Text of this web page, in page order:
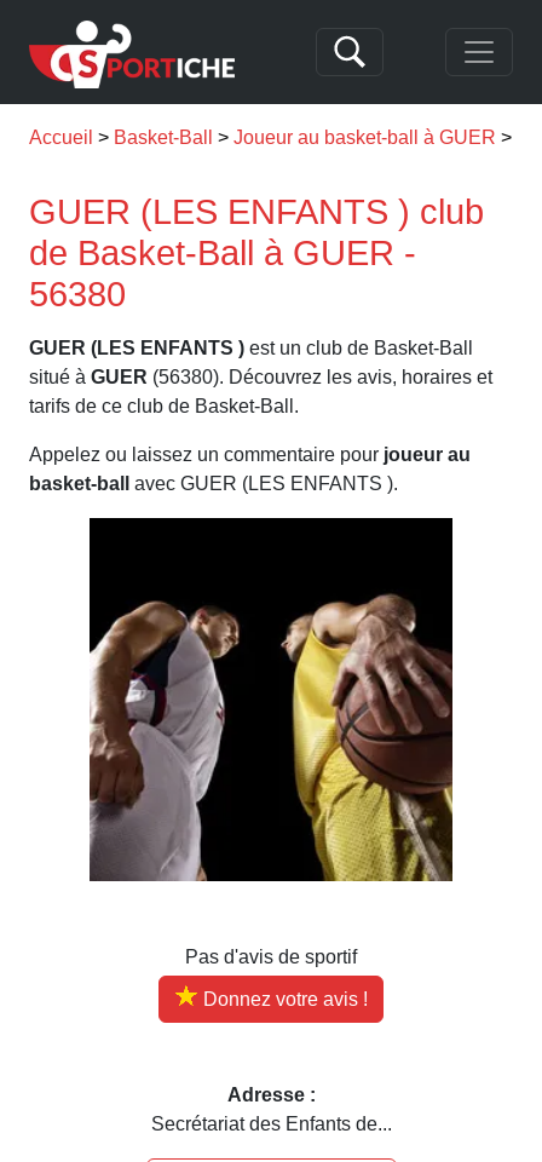
Accueil Basket-Ball Joueur au basket-ball à GUER
GUER (LES ENFANTS ) club
de Basket-Ball à GUER -
56380
GUER (LES ENFANTS ) est un club de Basket-Ball
situé à GUER (56380). Découvrez les avis, horaires et
tarifs de ce club de Basket-Ball.
Appelez ou laissez un commentaire pour joueur au
basket-ball
avec GUER (LES ENFANTS ).
Pas d'avis de sportif
Donnez votre avis !
Adresse :
Secrétariat des Enfants de...